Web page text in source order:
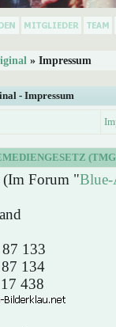
» Impressum
- Impressum
(Im Forum "
133
134
438